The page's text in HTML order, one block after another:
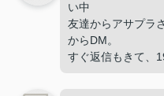
い中
友達からアサプラ
からDM。
すぐ返信もきて、